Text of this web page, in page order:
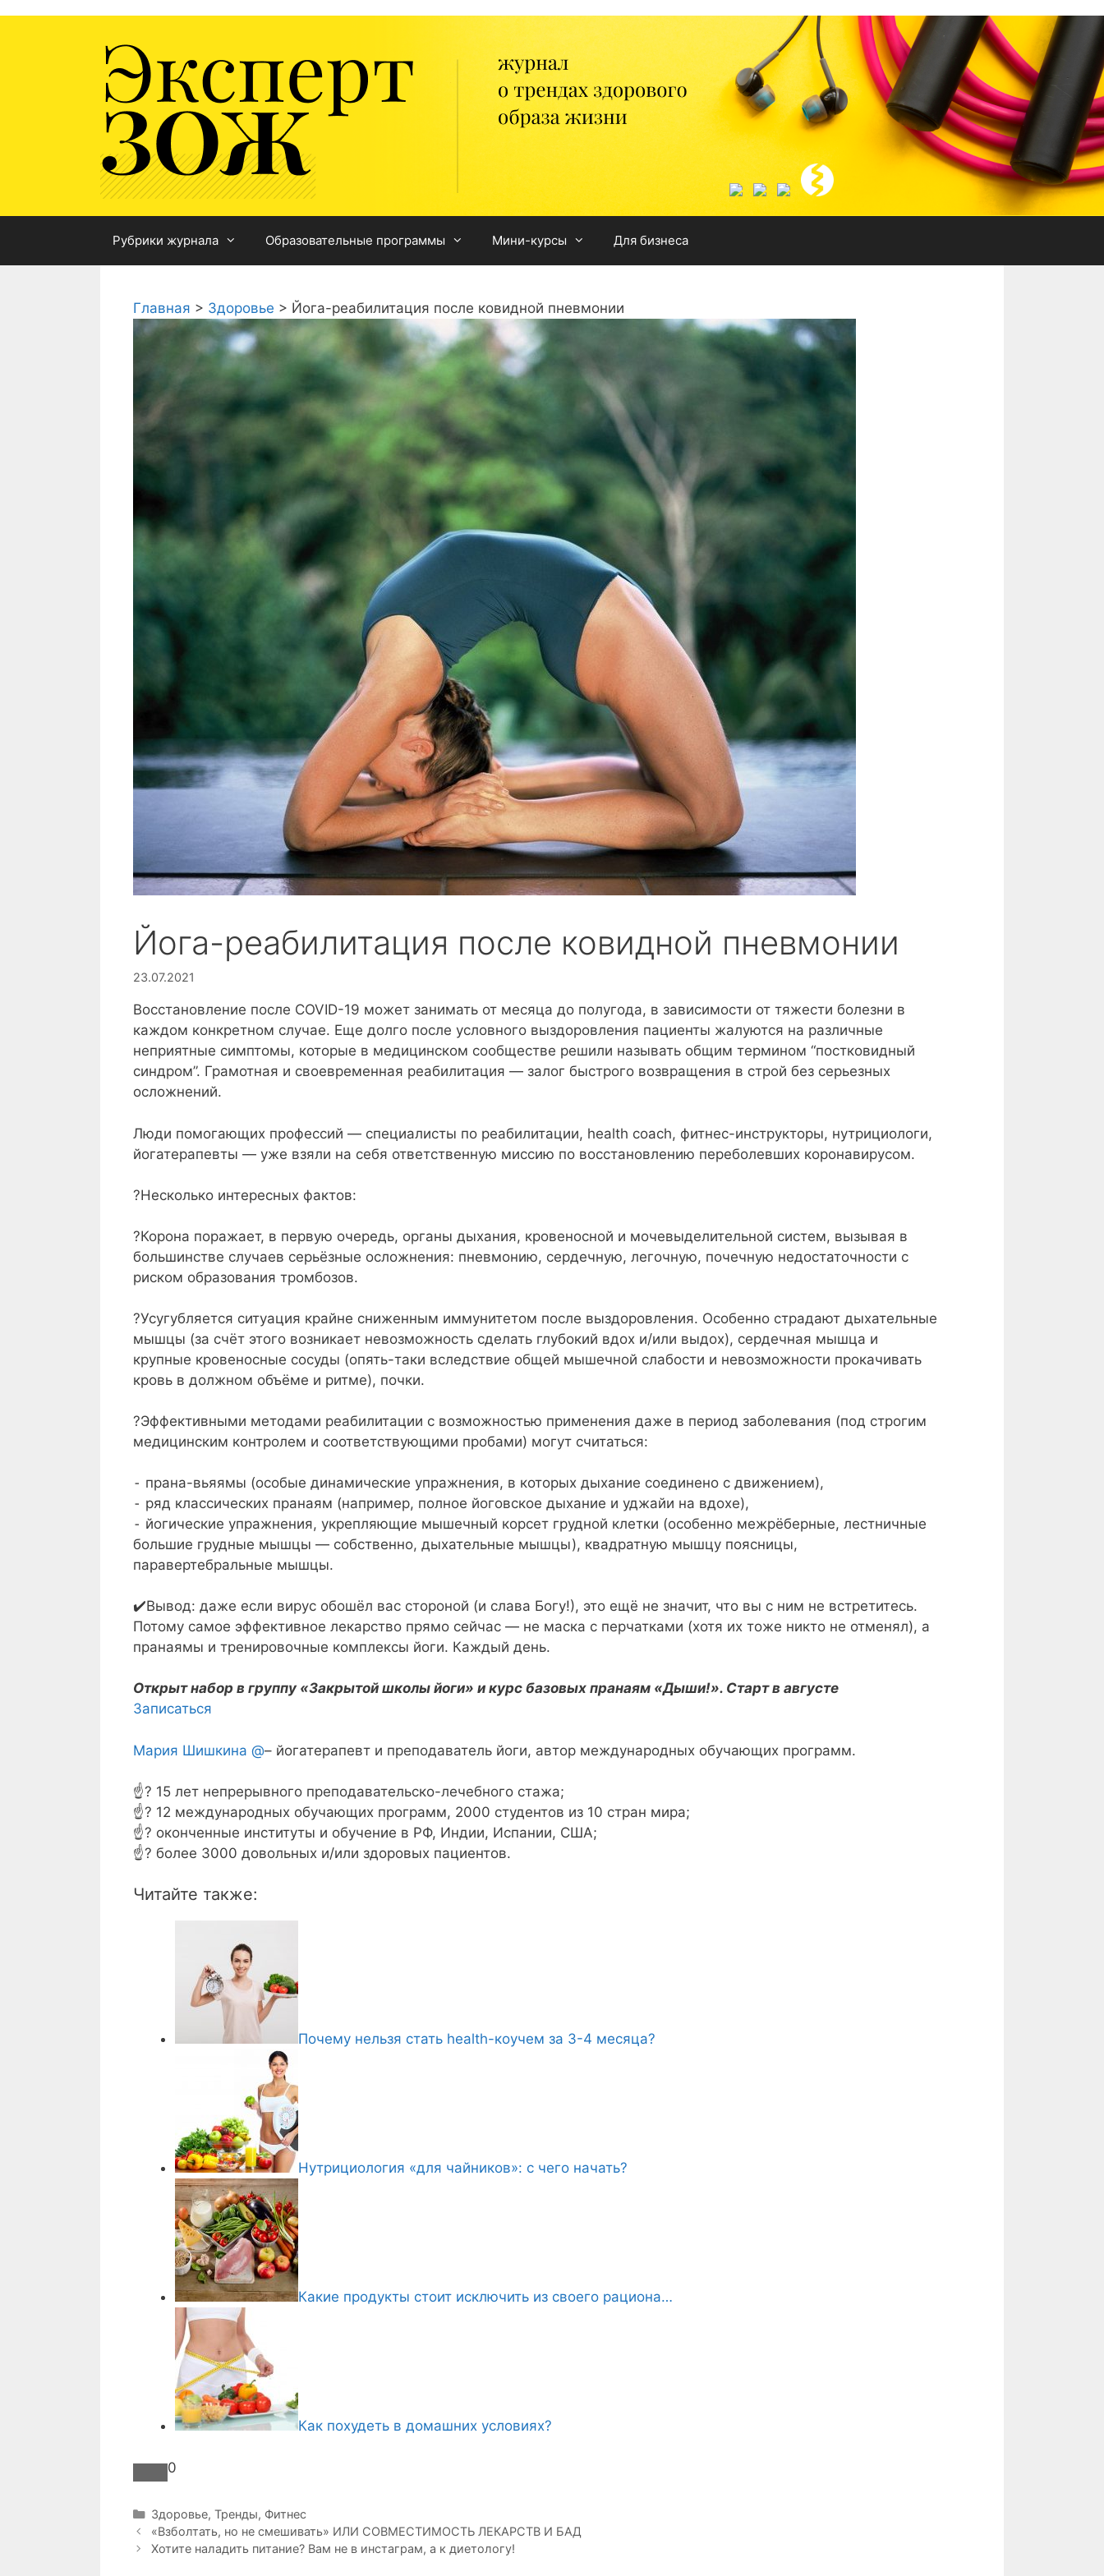
Рубрики журнала Образовательные программы Мини-курсы Для бизнеса
Главная > Здоровье > Йога-реабилитация после ковидной пневмонии
Йога-реабилитация после ковидной пневмонии
23.07.2021
Восстановление после COVID-19 может занимать от месяца до полугода, в зависимости от тяжести болезни в
каждом конкретном случае. Еще долго после условного выздоровления пациенты жалуются на различные
неприятные симптомы, которые в медицинском сообществе решили называть общим термином “постковидный
синдром”. Грамотная и своевременная реабилитация — залог быстрого возвращения в строй без серьезных
осложнений.
Люди помогающих профессий — специалисты по реабилитации, health coach, фитнес-инструкторы, нутрициологи,
йогатерапевты — уже взяли на себя ответственную миссию по восстановлению переболевших коронавирусом.
?Несколько интересных фактов:
?Корона поражает, в первую очередь, органы дыхания, кровеносной и мочевыделительной систем, вызывая в
большинстве случаев серьёзные осложнения: пневмонию, сердечную, легочную, почечную недостаточности с
риском образования тромбозов.
?Усугубляется ситуация крайне сниженным иммунитетом после выздоровления. Особенно страдают дыхательные
мышцы (за счёт этого возникает невозможность сделать глубокий вдох и/или выдох), сердечная мышца и
крупные кровеносные сосуды (опять-таки вследствие общей мышечной слабости и невозможности прокачивать
кровь в должном объёме и ритме), почки.
?Эффективными методами реабилитации с возможностью применения даже в период заболевания (под строгим
медицинским контролем и соответствующими пробами) могут считаться:
⁃ прана-вьяямы (особые динамические упражнения, в которых дыхание соединено с движением),
⁃ ряд классических пранаям (например, полное йоговское дыхание и уджайи на вдохе),
⁃ йогические упражнения, укрепляющие мышечный корсет грудной клетки (особенно межрёберные, лестничные
большие грудные мышцы — собственно, дыхательные мышцы), квадратную мышцу поясницы,
паравертебральные мышцы.
✔️Вывод: даже если вирус обошёл вас стороной (и слава Богу!), это ещё не значит, что вы с ним не встретитесь.
Потому самое эффективное лекарство прямо сейчас — не маска с перчатками (хотя их тоже никто не отменял), а
пранаямы и тренировочные комплексы йоги. Каждый день.
Открыт набор в группу «Закрытой школы йоги» и курс базовых пранаям «Дыши!». Старт в августе
Записаться
Мария Шишкина @– йогатерапевт и преподаватель йоги, автор международных обучающих программ.
☝? 15 лет непрерывного преподавательско-лечебного стажа;
☝? 12 международных обучающих программ, 2000 студентов из 10 стран мира;
☝? оконченные институты и обучение в РФ, Индии, Испании, США;
☝? более 3000 довольных и/или здоровых пациентов.
Читайте также:
Почему нельзя стать health-коучем за 3-4 месяца?
Нутрициология «для чайников»: с чего начать?
Какие продукты стоит исключить из своего рациона…
Как похудеть в домашних условиях?
0
Р
у
б
Здоровье, Тренды, Фитнес
Н
а
«Взболтать, но не смешивать» ИЛИ СОВМЕСТИМОСТЬ ЛЕКАРСТВ И БАД
Хотите наладить питание? Вам не в инстаграм, а к диетологу!